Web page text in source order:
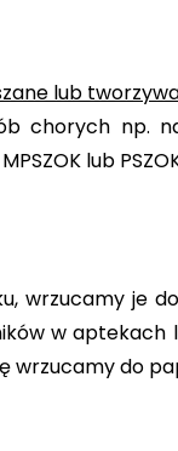
lub
chorych np.
lub
wrzucamy je
w aptekach
wrzucamy do